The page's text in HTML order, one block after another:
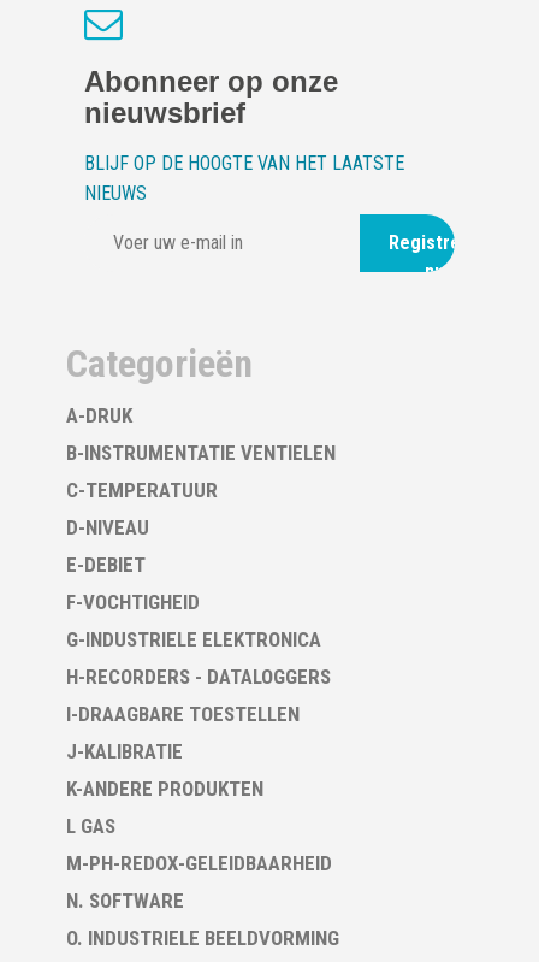
Abonneer op onze
nieuwsbrief
BLIJF OP DE HOOGTE VAN HET LAATSTE
NIEUWS
Registreer
nu
Categorieën
A-DRUK
B-INSTRUMENTATIE VENTIELEN
C-TEMPERATUUR
D-NIVEAU
E-DEBIET
F-VOCHTIGHEID
G-INDUSTRIELE ELEKTRONICA
H-RECORDERS - DATALOGGERS
I-DRAAGBARE TOESTELLEN
J-KALIBRATIE
K-ANDERE PRODUKTEN
L GAS
M-PH-REDOX-GELEIDBAARHEID
N. SOFTWARE
O. INDUSTRIELE BEELDVORMING